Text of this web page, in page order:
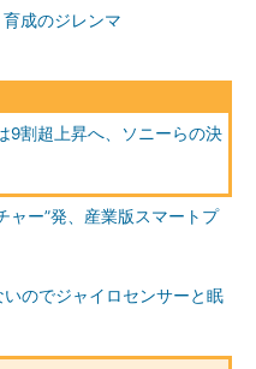
成のジレンマ
9割超上昇へ、ソニーらの決
ャー”発、産業版スマートプ
のでジャイロセンサーと眠